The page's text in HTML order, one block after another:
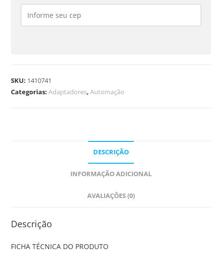
SKU: 1410741
Categorias:Adaptadores,Automação
DESCRIÇÃO
INFORMAÇÃO ADICIONAL
AVALIAÇÕES (0)
Descrição
FICHA TÉCNICA DO PRODUTO